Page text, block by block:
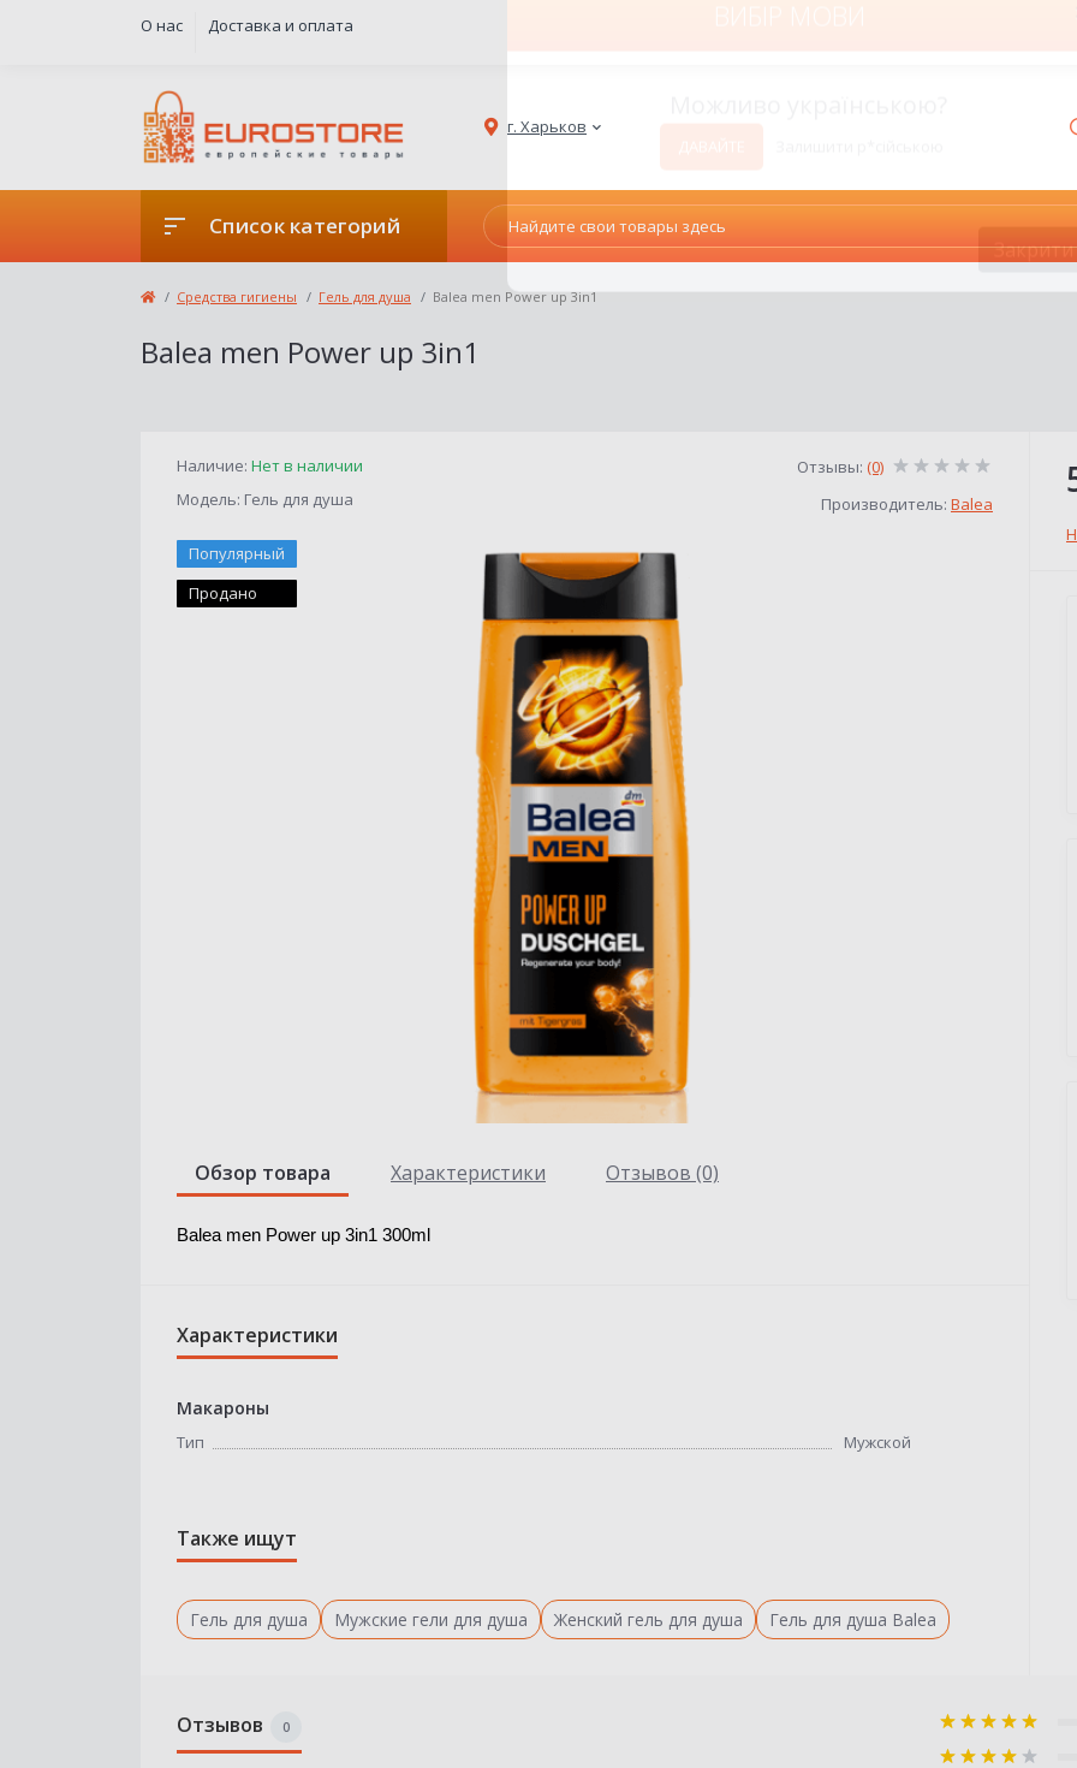
О нас Доставка и оплата
г. Харьков
Список категорий
Средства гигиены Гель для душа Balea men Power up 3in1
Balea men Power up 3in1
ДАВАЙТЕ Залишити р*сійською
Наличие: Нет в наличии
Модель: Гель для душа
Отзывы: (0)
Производитель: Balea
Популярный
Продано
Обзор товара Характеристики Отзывов (0)
Balea men Power up 3in1 300ml
Характеристики
Макароны
Тип Мужской
Также ищут
Гель для душа Мужские гели для душа Женский гель для душа Гель для душа Balea
Отзывов 0